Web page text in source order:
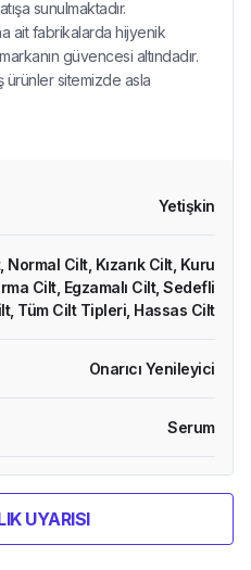
sunulmaktadır.
ait fabrikalarda hijyenik
güvencesi altındadır.
ürünler sitemizde asla
Yetişkin
Normal Cilt, Kızarık Cilt, Kuru
Cilt, Egzamalı Cilt,Sedefli
Tüm Cilt Tipleri, Hassas Cilt
Onarıcı Yenileyici
Serum
UYARISI